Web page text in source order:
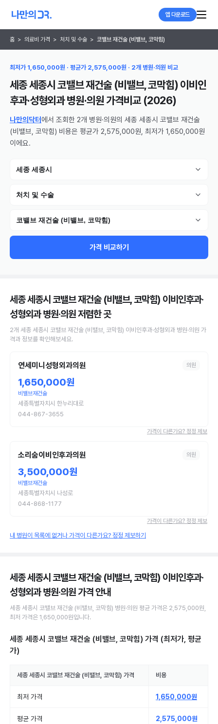
앱 다운로드
홈 > 의료비 가격 > 처치 및 수술 > 코밸브 재건술 (비밸브, 코막힘)
최저가 1,650,000원 · 평균가 2,575,000원 · 2개 병원·의원 비교
세종 세종시 코밸브 재건술 (비밸브, 코막힘) 이비인
후과·성형외과 병원·의원가격비교 (2026)
나만의닥터 에서 조회한 2개 병원·의원의 세종 세종시 코밸브 재건술
(비밸브, 코막힘) 비용은 평균가 2,575,000원, 최저가 1,650,000원
이에요.
세종 세종시
처치 및 수술
코밸브 재건술 (비밸브, 코막힘)
가격 비교하기
세종 세종시 코밸브 재건술 (비밸브, 코막힘) 이비인후과·
성형외과 병원·의원저렴한 곳
2개 세종 세종시 코밸브 재건술 (비밸브, 코막힘) 이비인후과·성형외과 병원·의원 가
격과 정보를 확인해보세요.
연세미니성형외과의원 의원
1,650,000원
비밸브재건술
세종특별자치시 한누리대로
044-867-3655
가격이 다른가요? 정정 제보
소리숨이비인후과의원 의원
3,500,000원
비밸브재건술
세종특별자치시 나성로
044-868-1177
가격이 다른가요? 정정 제보
내 병원이 목록에 없거나 가격이 다른가요? 정정 제보하기
세종 세종시 코밸브 재건술 (비밸브, 코막힘) 이비인후과·
성형외과 병원·의원가격 안내
세종 세종시 코밸브 재건술 (비밸브, 코막힘) 병원·의원 평균 가격은 2,575,000원
최저 가격은 1,650,000원입니다.
세종 세종시 코밸브 재건술 (비밸브, 코막힘) 가격 (최저가, 평균
가)
세종 세종시 코밸브 재건술 (비밸브, 코막힘) 가격 비용
최저 가격 1,650,000원
평균 가격 2,575,000원